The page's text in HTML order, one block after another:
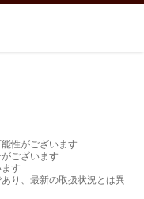
性がございます
ございます
す
り、最新の取扱状況とは異